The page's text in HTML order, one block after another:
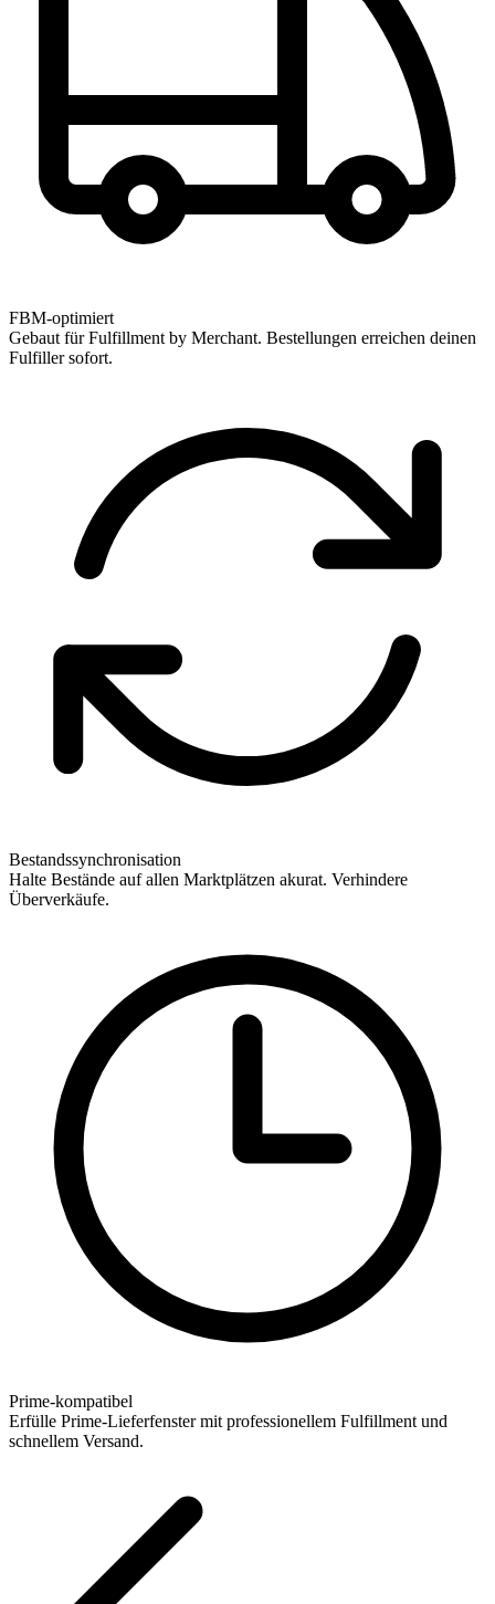
FBM-optimiert
Gebaut für Fulfillment by Merchant. Bestellungen erreichen deinen
Fulfiller sofort.
Bestandssynchronisation
Halte Bestände auf allen Marktplätzen akurat. Verhindere
Überverkäufe.
Prime-kompatibel
Erfülle Prime-Lieferfenster mit professionellem Fulfillment und
schnellem Versand.